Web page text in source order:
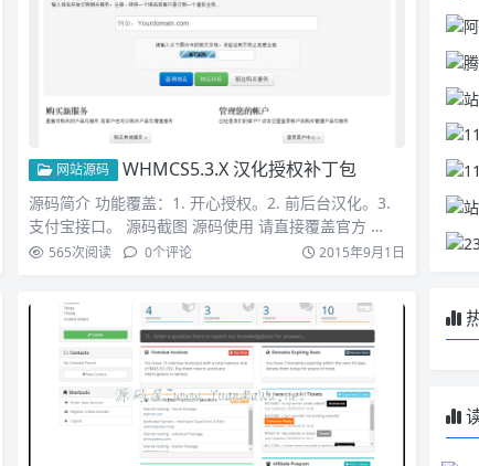
网站源码 WHMCS5.3.X 汉化授权补丁包
源码简介 功能覆盖：1. 开心授权。2. 前后台汉化。3.
支付宝接口。 源码截图 源码使用 请直接覆盖官方 …
565次阅读 0个评论 2015年9月1日